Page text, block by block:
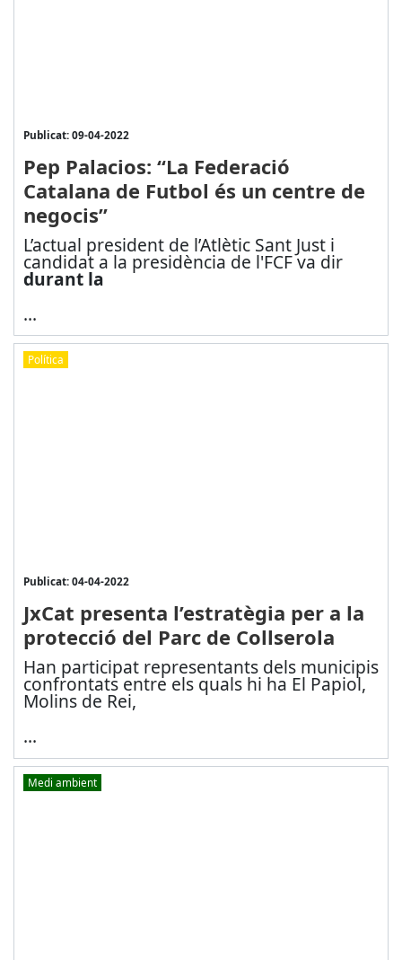
Publicat: 09-04-2022
Pep Palacios: “La Federació
Catalana de Futbol és un centre de
negocis”
L’actual president de l’Atlètic Sant Just i
candidat a la presidència de l'FCF va dir
durant la
...
Política
Publicat: 04-04-2022
JxCat presenta l’estratègia per a la
protecció del Parc de Collserola
Han participat representants dels municipis
confrontats entre els quals hi ha El Papiol,
Molins de Rei,
...
Medi ambient